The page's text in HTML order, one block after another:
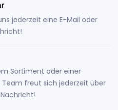
jederzeit eine E-Mail oder
Sortiment oder einer
Team freut sich jederzeit über